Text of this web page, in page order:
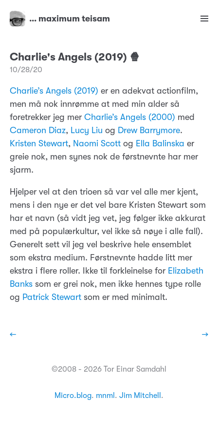
… maximum teisam
Charlie's Angels (2019) 🍿
10/28/20
Charlie’s Angels (2019) er en adekvat actionfilm,
men må nok innrømme at med min alder så
foretrekker jeg mer Charlie’s Angels (2000) med
Cameron Diaz, Lucy Liu og Drew Barrymore.
Kristen Stewart, Naomi Scott og Ella Balinska er
greie nok, men synes nok de førstnevnte har mer
sjarm.
Hjelper vel at den trioen så var vel alle mer kjent,
mens i den nye er det vel bare Kristen Stewart som
har et navn (så vidt jeg vet, jeg følger ikke akkurat
med på populærkultur, vel ikke så nøye i alle fall).
Generelt sett vil jeg vel beskrive hele ensemblet
som ekstra medium. Førstnevnte hadde litt mer
ekstra i flere roller. Ikke til forkleinelse for Elizabeth
Banks som er grei nok, men ikke hennes type rolle
og Patrick Stewart som er med minimalt.
← →
©2008 - 2026 Tor Einar Samdahl
Micro.blog. mnml . Jim Mitchell .